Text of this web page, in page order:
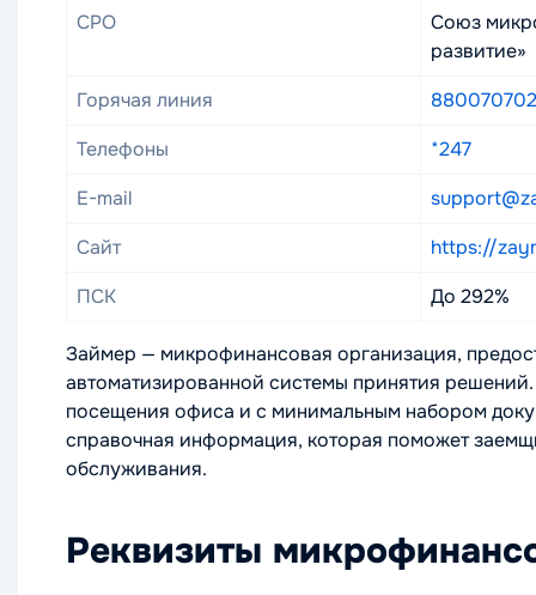
СРО
Союз
развитие»
Горячая линия
Телефоны
*247
E-mail
Сайт
https://
ПСК
До 292%
Займер — микрофинансовая организация,
автоматизированной системы принятия
посещения офиса и с минимальным набором
справочная информация, которая поможет
обслуживания.
Реквизиты